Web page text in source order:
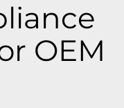
OEM